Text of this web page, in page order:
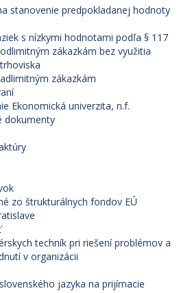
stanovenie predpokladanej hodnoty
s nízkymi hodnotami podľa § 117
zákazkám bez využitia
zákazkám
Ekonomická univerzita, n.f.
dokumenty
zo štrukturálnych fondov EÚ
techník pri riešení problémov a
v organizácii
jazyka na prijímacie
denná 3
denná